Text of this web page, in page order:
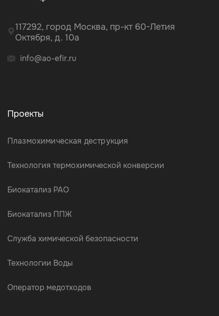
117292, город Москва, пр-кт 60-Летия
Октября, д. 10а
info@ao-efir.ru
Проекты
Плазмохимическая деструкция
Технология термохимической конверсии
Биокатализ РАО
Биокатализ ППЖ
Служба химической безопасности
Технологии Воды
Оператор медотходов